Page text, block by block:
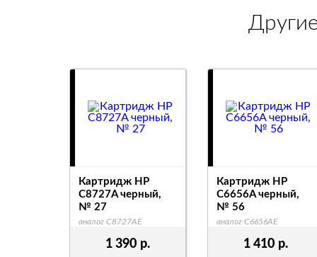
1 390 р.
Картридж HP
C8727A черный,
№ 27
аналог C8727AE
1 410 р.
Картридж HP
C6656A черный,
№ 56
аналог C6656AE